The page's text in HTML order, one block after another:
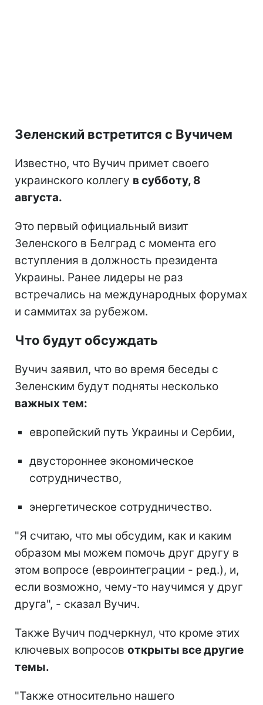
Зеленский встретится с Вучичем
Известно, что Вучич примет своего
украинского коллегу в субботу, 8
августа.
Это первый официальный визит
Зеленского в Белград с момента его
вступления в должность президента
Украины. Ранее лидеры не раз
встречались на международных форумах
и саммитах за рубежом.
Что будут обсуждать
Вучич заявил, что во время беседы с
Зеленским будут подняты несколько
важных тем:
европейский путь Украины и Сербии,
двустороннее экономическое
сотрудничество,
энергетическое сотрудничество.
"Я считаю, что мы обсудим, как и каким
образом мы можем помочь друг другу в
этом вопросе (евроинтеграции - ред.), и,
если возможно, чему-то научимся у друг
друга", - сказал Вучич.
Также Вучич подчеркнул, что кроме этих
ключевых вопросов открыты все другие
темы.
"Также относительно нашего